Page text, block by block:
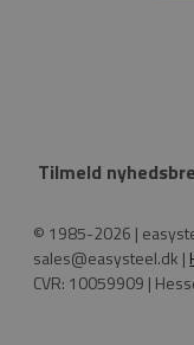
Tilmeld
© 1985-2026 |
sales@easysteel.dk |
CVR: 10059909 |